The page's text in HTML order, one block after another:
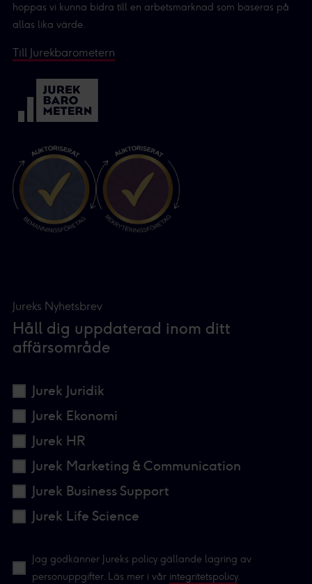
hoppas vi kunna bidra till en arbetsmarknad som baseras på
allas lika värde.
Till Jurekbarometern
Jureks Nyhetsbrev
Håll dig uppdaterad inom ditt
affärsområde
Jurek Juridik
Jurek Ekonomi
Jurek HR
Jurek Marketing & Communication
Jurek Business Support
Jurek Life Science
Jag godkänner Jureks policy gällande lagring av
personuppgifter. Läs mer i vår integritetspolicy.